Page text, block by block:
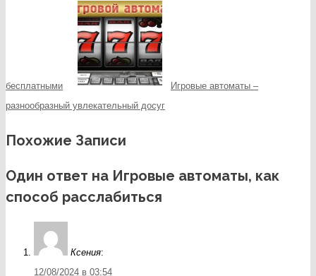
бесплатными
Игровые автоматы –
разнообразный увлекательный досуг
Похожие Записи
Один ответ на Игровые автоматы, как
способ расслабиться
Ксения:
12/08/2024 в 03:54